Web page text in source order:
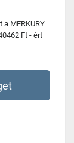
MERKURY
Ft - ért